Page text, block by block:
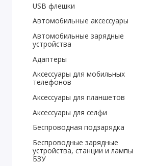
USB флешки
Автомобильные аксессуары
Автомобильные зарядные
устройства
Адаптеры
Аксессуары для мобильных
телефонов
Аксессуары для планшетов
Аксессуары для селфи
Беспроводная подзарядка
Беспроводные зарядные
устройства, станции и лампы
БЗУ